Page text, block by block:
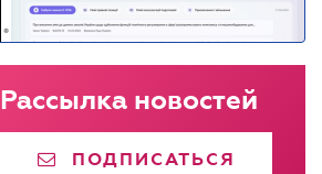
Рассылка новостей
ПОДПИСАТЬСЯ